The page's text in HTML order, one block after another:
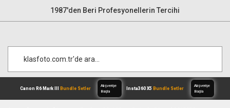
1987'den Beri Profesyonellerin Tercihi